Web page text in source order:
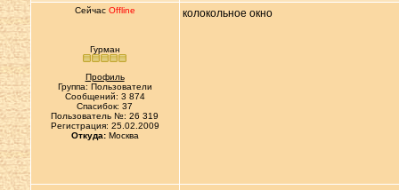
Сейчас Offline
Гурман
Профиль
Группа: Пользователи
Сообщений: 3 874
Спасибок: 37
Пользователь №: 26 319
Регистрация: 25.02.2009
Откуда:Москва
колокольное окно